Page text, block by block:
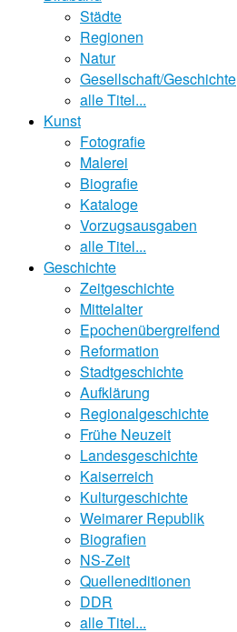
Städte
Regionen
Natur
Gesellschaft/Geschichte
alle Titel...
Kunst
Fotografie
Malerei
Biografie
Kataloge
Vorzugsausgaben
alle Titel...
Geschichte
Zeitgeschichte
Mittelalter
Epochenübergreifend
Reformation
Stadtgeschichte
Aufklärung
Regionalgeschichte
Frühe Neuzeit
Landesgeschichte
Kaiserreich
Kulturgeschichte
Weimarer Republik
Biografien
NS-Zeit
Quelleneditionen
DDR
alle Titel...